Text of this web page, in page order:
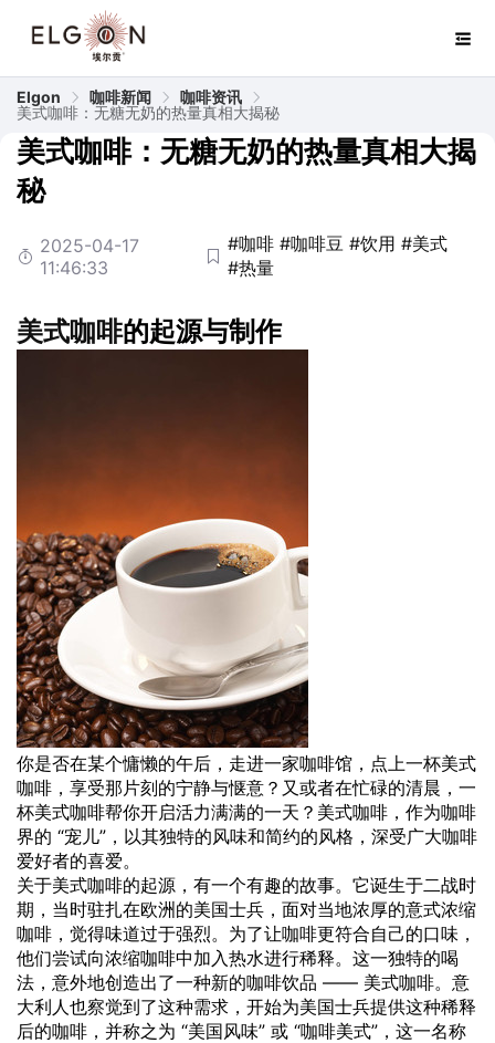
Elgon 咖啡新闻
咖啡资讯
美式咖啡：无糖无奶的热量真相大揭秘
美式咖啡：无糖无奶的热量真相大揭
秘
2025-04-17
11:46:33
#咖啡 #咖啡豆 #饮用 #美式
#热量
美式咖啡的起源与制作
你是否在某个慵懒的午后，走进一家咖啡馆，点上一杯美式
咖啡，享受那片刻的宁静与惬意？又或者在忙碌的清晨，一
杯美式咖啡帮你开启活力满满的一天？美式咖啡，作为咖啡
界的 “宠儿”，以其独特的风味和简约的风格，深受广大咖啡
爱好者的喜爱。
关于美式咖啡的起源，有一个有趣的故事。它诞生于二战时
期，当时驻扎在欧洲的美国士兵，面对当地浓厚的意式浓缩
咖啡，觉得味道过于强烈。为了让咖啡更符合自己的口味，
他们尝试向浓缩咖啡中加入热水进行稀释。这一独特的喝
法，意外地创造出了一种新的咖啡饮品 —— 美式咖啡。意
大利人也察觉到了这种需求，开始为美国士兵提供这种稀释
后的咖啡，并称之为 “美国风味” 或 “咖啡美式”，这一名称